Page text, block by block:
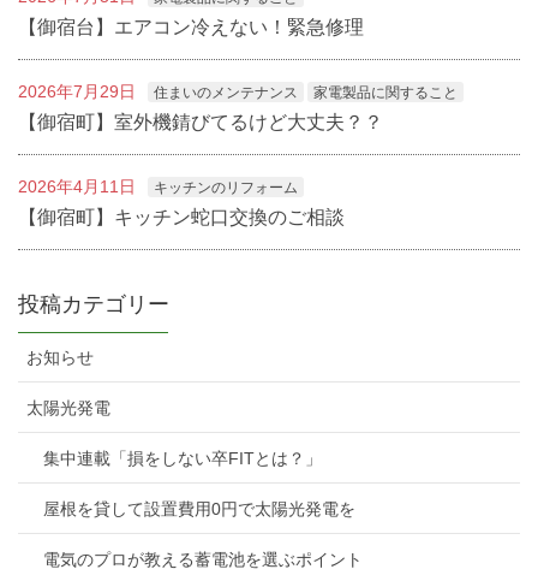
【御宿台】エアコン冷えない！緊急修理
2026年7月29日 住まいのメンテナンス 家電製品に関すること
【御宿町】室外機錆びてるけど大丈夫？？
2026年4月11日 キッチンのリフォーム
【御宿町】キッチン蛇口交換のご相談
投稿カテゴリー
お知らせ
太陽光発電
集中連載「損をしない卒FITとは？」
屋根を貸して設置費用0円で太陽光発電を
電気のプロが教える蓄電池を選ぶポイント